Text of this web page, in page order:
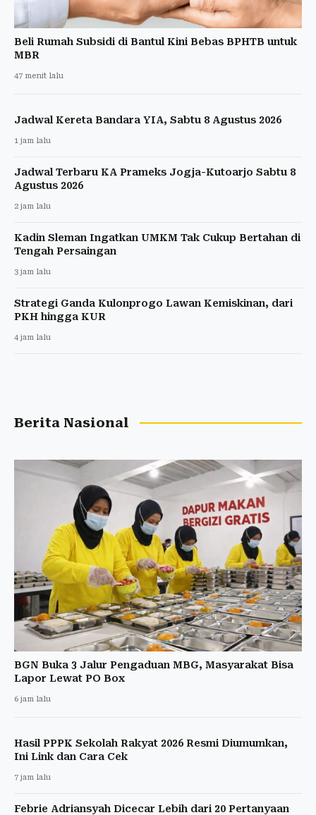
Beli Rumah Subsidi di Bantul Kini Bebas BPHTB untuk
MBR
47 menit lalu
Jadwal Kereta Bandara YIA, Sabtu 8 Agustus 2026
1 jam lalu
Jadwal Terbaru KA Prameks Jogja-Kutoarjo Sabtu 8
Agustus 2026
2 jam lalu
Kadin Sleman Ingatkan UMKM Tak Cukup Bertahan di
Tengah Persaingan
3 jam lalu
Strategi Ganda Kulonprogo Lawan Kemiskinan, dari
PKH hingga KUR
4 jam lalu
Berita Nasional
BGN Buka 3 Jalur Pengaduan MBG, Masyarakat Bisa
Lapor Lewat PO Box
6 jam lalu
Hasil PPPK Sekolah Rakyat 2026 Resmi Diumumkan,
Ini Link dan Cara Cek
7 jam lalu
Febrie Adriansyah Dicecar Lebih dari 20 Pertanyaan